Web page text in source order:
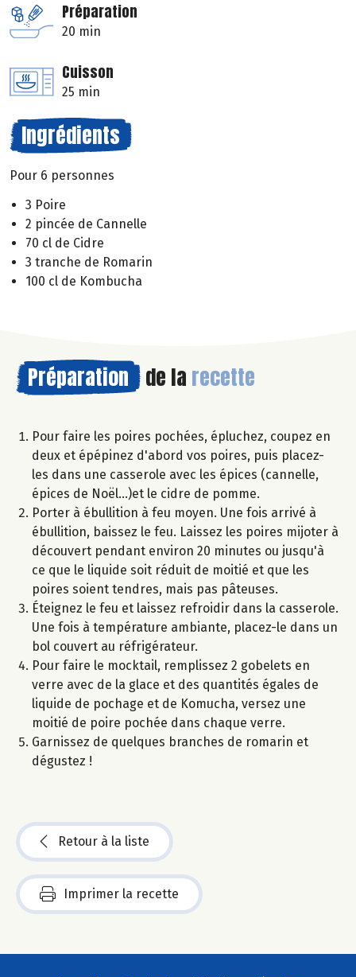
Préparation
20 min
Cuisson
25 min
Ingrédients
Pour 6 personnes
3 Poire
2 pincée de Cannelle
70 cl de Cidre
3 tranche de Romarin
100 cl de Kombucha
Préparation de la recette
Pour faire les poires pochées, épluchez, coupez en
deux et épépinez d'abord vos poires, puis placez-
les dans une casserole avec les épices (cannelle,
épices de Noël...)et le cidre de pomme.
Porter à ébullition à feu moyen. Une fois arrivé à
ébullition, baissez le feu. Laissez les poires mijoter à
découvert pendant environ 20 minutes ou jusqu'à
ce que le liquide soit réduit de moitié et que les
poires soient tendres, mais pas pâteuses.
Éteignez le feu et laissez refroidir dans la casserole.
Une fois à température ambiante, placez-le dans un
bol couvert au réfrigérateur.​
Pour faire le mocktail, remplissez 2 gobelets en
verre avec de la glace et des quantités égales de
liquide de pochage et de Komucha, versez une
moitié de poire pochée dans chaque verre.
Garnissez de quelques branches de romarin et
dégustez !​
Retour à la liste
Imprimer la recette